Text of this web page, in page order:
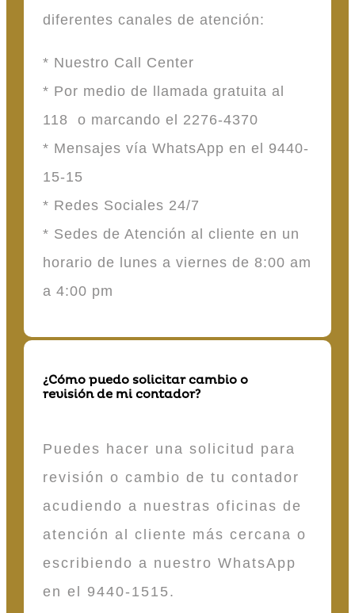
diferentes canales de atención:
* Nuestro Call Center
* Por medio de llamada gratuita al
118 o marcando el 2276-4370
* Mensajes vía WhatsApp en el 9440-
15-15
* Redes Sociales 24/7
* Sedes de Atención al cliente en un
horario de lunes a viernes de 8:00 am
a 4:00 pm
¿Cómo puedo solicitar cambio o
revisión de mi contador?
Puedes hacer una solicitud para
revisión o cambio de tu contador
acudiendo a nuestras oficinas de
atención al cliente más cercana o
escribiendo a nuestro WhatsApp
en el 9440-1515.